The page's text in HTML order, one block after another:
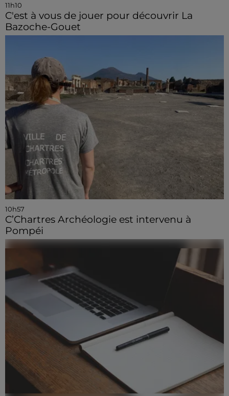
11h10
C'est à vous de jouer pour découvrir La
Bazoche-Gouet
10h57
C’Chartres Archéologie est intervenu à
Pompéi